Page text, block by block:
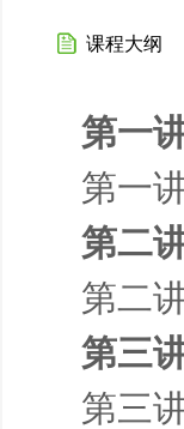
课程大纲
第一
第一
第二
第二
第三
第三